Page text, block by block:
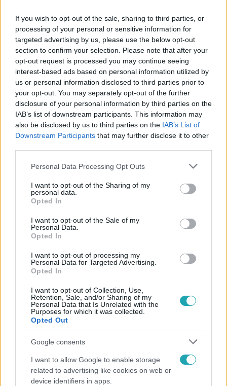
If you wish to opt-out of the sale, sharing to third parties, or
processing of your personal or sensitive information for
targeted advertising by us, please use the below opt-out
section to confirm your selection. Please note that after your
opt-out request is processed you may continue seeing
interest-based ads based on personal information utilized by
us or personal information disclosed to third parties prior to
your opt-out. You may separately opt-out of the further
disclosure of your personal information by third parties on the
IAB’s list of downstream participants. This information may
also be disclosed by us to third parties on the IAB’s List of
Downstream Participants that may further disclose it to other
Please note that this website/app uses one or more Google
not limited to your visit or usage behaviour. You may click to
grant or deny consent to Google and its third-party tags to
use your data for below specified purposes in below Google
consent section.
Personal Data Processing Opt Outs
I want to opt-out of the Sharing of my
personal data.
Opted In
I want to opt-out of the Sale of my
Personal Data.
Opted In
I want to opt-out of processing my
Personal Data for Targeted Advertising.
Opted In
I want to opt-out of Collection, Use,
Retention, Sale, and/or Sharing of my
Personal Data that Is Unrelated with the
Purposes for which it was collected.
Opted Out
Google consents
I want to allow Google to enable storage
related to advertising like cookies on web or
device identifiers in apps.
Facebookon is!
Követem
# SPORT #VÍZILABDA #FERENCVÁROS
#NYÉKI BALÁZS # VARGA ZSOLT
Népszerű